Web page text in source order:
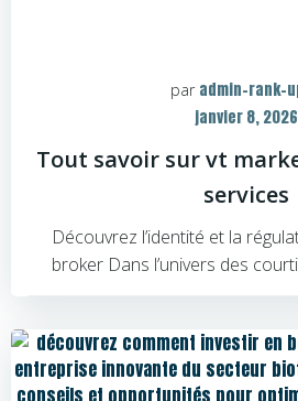
par admin-rank-
janvier 8, 2026
Tout savoir sur vt
services
Découvrez l’identité et la
broker Dans l’univers des